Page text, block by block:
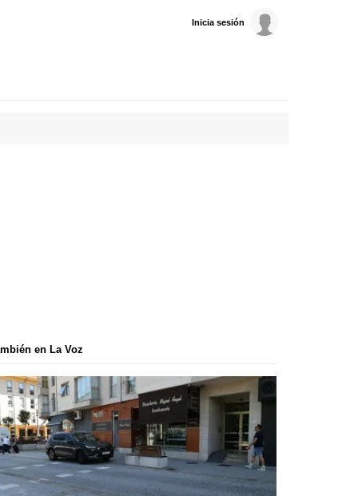
Inicia sesión
en La Voz